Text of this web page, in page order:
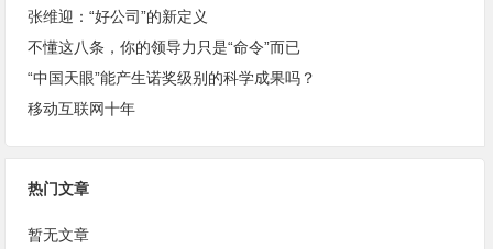
张维迎：“好公司”的新定义
不懂这八条，你的领导力只是“命令”而已
“中国天眼”能产生诺奖级别的科学成果吗？
移动互联网十年
热门文章
暂无文章